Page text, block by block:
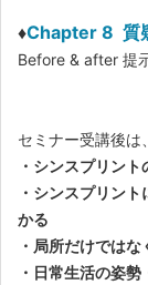
♦Chapter 8 質
Before & after 提
セミナー受講後は、
・シンスプリン
・シンスプリン
かる
・局所だけでは
・日常生活の姿